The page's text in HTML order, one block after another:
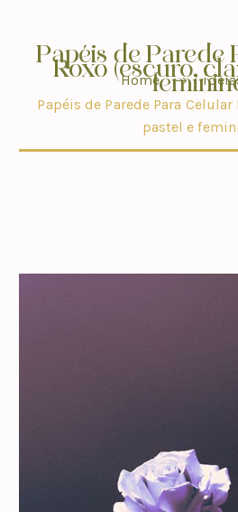
Papéis de Parede
Roxo (escuro,
Home
Papéis de Parede Para
pastel e